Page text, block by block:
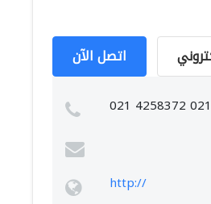
اتصل الآن
021 4258372
http://